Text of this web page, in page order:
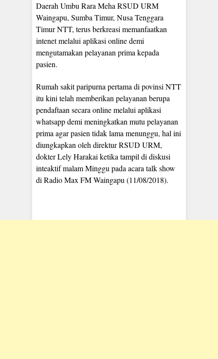
Daerah Umbu Rara Meha RSUD URM
Waingapu, Sumba Timur, Nusa Tenggara
Timur NTT, terus berkreasi memanfaatkan
intenet melalui aplikasi online demi
mengutamakan pelayanan prima kepada
pasien.
Rumah sakit paripurna pertama di povinsi NTT
itu kini telah memberikan pelayanan berupa
pendaftaan secara online melalui aplikasi
whatsapp demi meningkatkan mutu pelayanan
prima agar pasien tidak lama menunggu, hal ini
diungkapkan oleh direktur RSUD URM,
dokter Lely Harakai ketika tampil di diskusi
inteaktif malam Minggu pada acara talk show
di Radio Max FM Waingapu (11/08/2018).